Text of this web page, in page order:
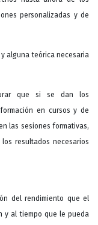
personalizadas y de
alguna teórica necesaria
que si se dan los
en cursos y de
las sesiones formativas,
resultados necesarios
del rendimiento que el
y al tiempo que le pueda